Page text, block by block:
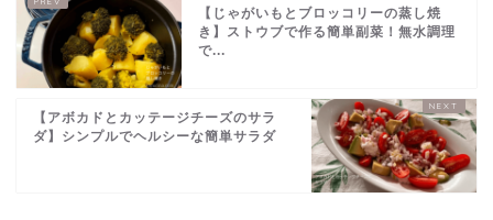
【じゃがいもとブロッコリーの蒸し焼
き】ストウブで作る簡単副菜！無水調理
で...
【アボカドとカッテージチーズのサラ
ダ】シンプルでヘルシーな簡単サラダ